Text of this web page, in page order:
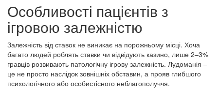
Особливості пацієнтів з
ігровою залежністю
Залежність від ставок не виникає на порожньому місці. Хоча
багато людей роблять ставки чи відвідують казино, лише 2–3%
гравців розвивають патологічну ігрову залежність. Лудоманія –
це не просто наслідок зовнішніх обставин, а прояв глибшого
психологічного або особистісного неблагополуччя.